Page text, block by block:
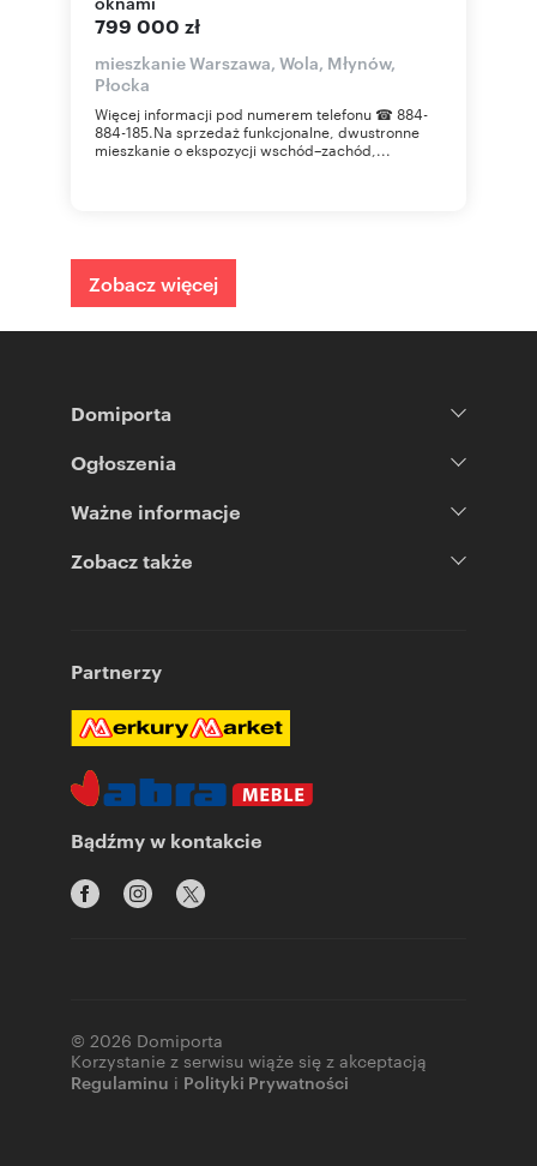
799 000 zł
mieszkanie Warszawa, Wola, Młynów,
Płocka
Więcej informacji pod numerem telefonu ☎ 884-
884-185.Na sprzedaż funkcjonalne, dwustronne
mieszkanie o ekspozycji wschód–zachód,...
Zobacz więcej
Domiporta
Ogłoszenia
Ważne informacje
Zobacz także
Partnerzy
Bądźmy w kontakcie
© 2026 Domiporta
Korzystanie z serwisu wiąże się z akceptacją
Regulaminu i Polityki Prywatności